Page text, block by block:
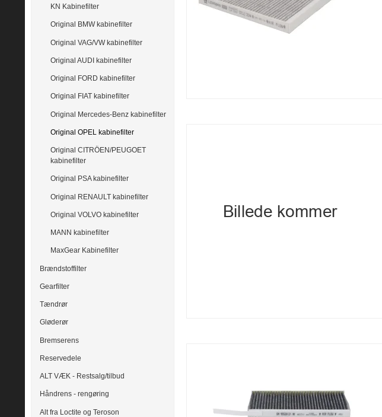
KN Kabinefilter
Original BMW kabinefilter
Original VAG/VW kabinefilter
Original AUDI kabinefilter
Original FORD kabinefilter
Original FIAT kabinefilter
Original Mercedes-Benz kabinefilter
Original OPEL kabinefilter
Original CITRÖEN/PEUGOET
kabinefilter
Original PSA kabinefilter
Original RENAULT kabinefilter
Original VOLVO kabinefilter
MANN kabinefilter
MaxGear Kabinefilter
Brændstoffilter
Gearfilter
Tændrør
Gløderør
Bremserens
Reservedele
ALT VÆK - Restsalg/tilbud
Håndrens - rengøring
Alt fra Loctite og Teroson